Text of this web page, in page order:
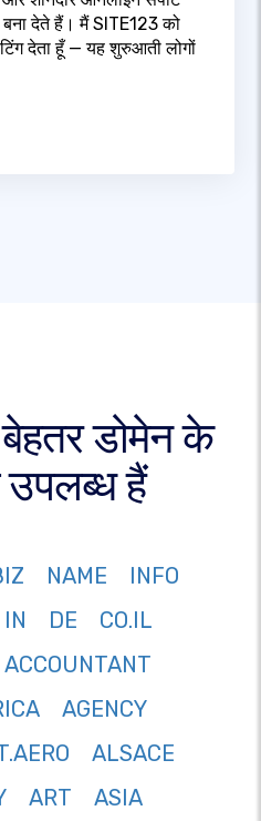
देते हैं। मैं SITE123 को
देता हूँ — यह शुरुआती लोगों
डोमेन के
उपलब्ध हैं
NAME
INFO
IN DE
CO.IL
ACCOUNTANT
AGENCY
ALSACE
ART
ASIA